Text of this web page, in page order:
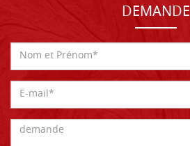
DEMANDE